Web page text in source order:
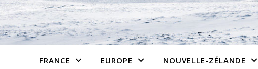
FRANCE EUROPE NOUVELLE-ZÉLANDE